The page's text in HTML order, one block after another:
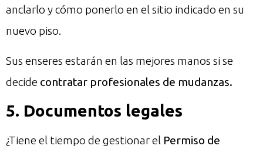
anclarlo y cómo ponerlo en el sitio indicado en su
nuevo piso.
Sus enseres estarán en las mejores manos si se
decide contratar profesionales de mudanzas.
5. Documentos legales
¿Tiene el tiempo de gestionar el Permiso de